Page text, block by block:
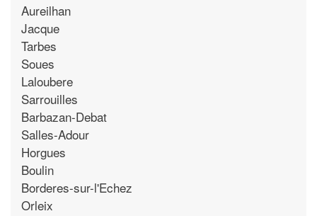
Aureilhan
Jacque
Tarbes
Soues
Laloubere
Sarrouilles
Barbazan-Debat
Salles-Adour
Horgues
Boulin
Borderes-sur-l'Echez
Orleix